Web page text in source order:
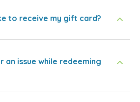
to receive my gift card?
an issue while redeeming